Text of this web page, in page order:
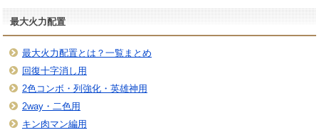
最大火力配置
最大火力配置とは？一覧まとめ
回復十字消し用
2色コンボ・列強化・英雄神用
2way・二色用
キン肉マン編用